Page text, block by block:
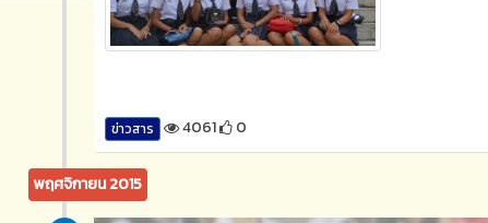
ข่าวสาร 4061 0
พฤศจิกายน 2015